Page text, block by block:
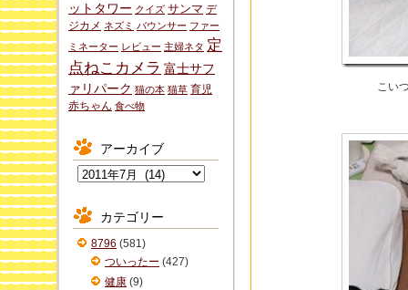
こい
ットタワー クイズ サンマ デ
ジカメ ネズミ バウンサー ファー
ミネーター レビュー 主婦ネタ 定
点ねこカメラ 富士サフ
ァリパーク 猫の本 猫草 育児
赤ちゃん 食べ物
アーカイブ
イ
ブ
カテゴリー
8796 (581)
ついったー (427)
健康 (9)